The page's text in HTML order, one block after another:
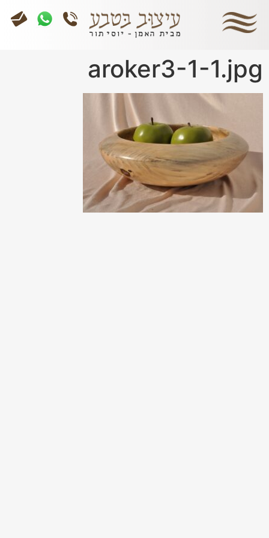
aroker3-1-1.jpg